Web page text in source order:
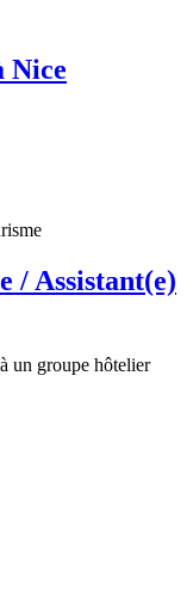
Nice
/ Assistant(e)
un groupe hôtelier